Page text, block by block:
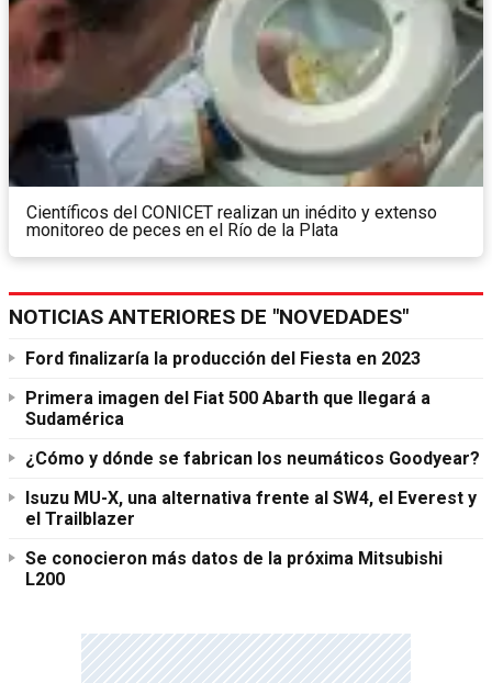
Científicos del CONICET realizan un inédito y extenso
monitoreo de peces en el Río de la Plata
NOTICIAS ANTERIORES DE "NOVEDADES"
Ford finalizaría la producción del Fiesta en 2023
Primera imagen del Fiat 500 Abarth que llegará a
Sudamérica
¿Cómo y dónde se fabrican los neumáticos Goodyear?
Isuzu MU-X, una alternativa frente al SW4, el Everest y
el Trailblazer
Se conocieron más datos de la próxima Mitsubishi
L200